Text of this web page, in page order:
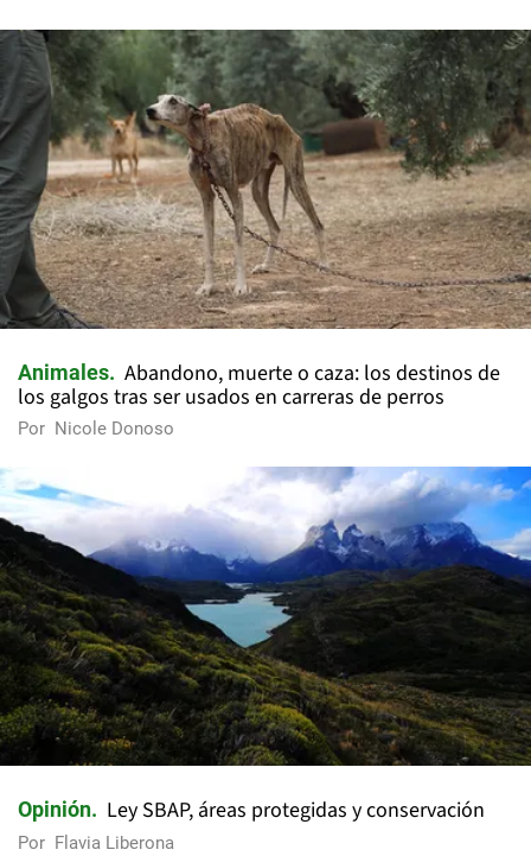
Animales
Abandono, muerte o caza: los destinos de
los galgos tras ser usados en carreras de perros
Por Nicole Donoso
Opinión Ley SBAP, áreas protegidas y conservación
Por Flavia Liberona